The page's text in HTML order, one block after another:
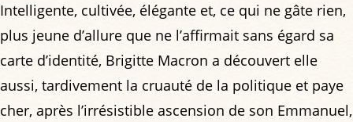
Intelligente, cultivée, élégante et, ce qui ne gâte rien,
plus jeune d’allure que ne l’affirmait sans égard sa
carte d’identité, Brigitte Macron a découvert elle
aussi, tardivement la cruauté de la politique et paye
cher, après l’irrésistible ascension de son Emmanuel,